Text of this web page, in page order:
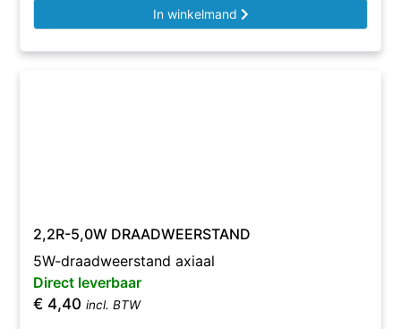
In winkelmand
2,2R-5,0W DRAADWEERSTAND
5W-draadweerstand axiaal
Direct leverbaar
€ 4,40 incl. BTW